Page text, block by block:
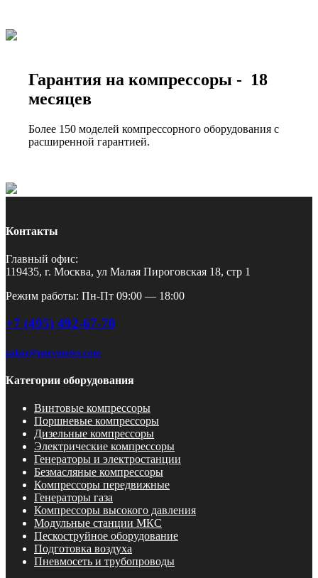
Гарантия на компрессоры - 18
месяцев
Более 150 моделей компрессорного оборудования с
расширенной гарантией.
Контакты
Главный офис:
119435, г. Москва, ул Малая Пироговская 18, стр 1
Режим работы: Пн-Пт 09:00 — 18:00
+7 (495) 492-67-70
zakaz@pnevmotex.com
Категории оборудования
Винтовые компрессоры
Поршневые компрессоры
Дизельные компрессоры
Электрические компрессоры
Генераторы и электростанции
Безмасляные компрессоры
Компрессоры передвижные
Генераторы газа
Компрессоры высокого давления
Модульные станции МКС
Пескоструйное оборудование
Подготовка воздуха
Пневмосеть и трубопроводы